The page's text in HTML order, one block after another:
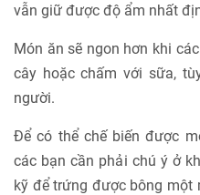
vẫn giữ được độ ẩm nhất
Món ăn sẽ ngon hơn khi
cây hoặc chấm với sữa,
người.
Để có thể chế biến được
các bạn cần phải chú ý ở
kỹ để trứng được bông một